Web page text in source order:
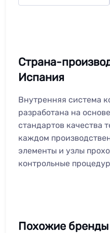
Страна-
Испания
Внутренняя система
разработана на
стандартов качества
каждом
элементы и узлы
контрольные
Похожие бренды